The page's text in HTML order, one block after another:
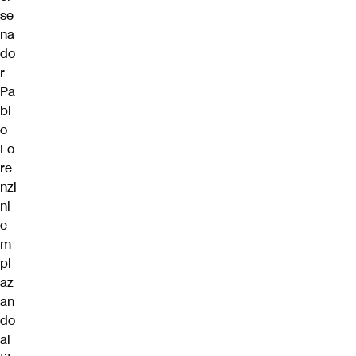
se
na
do
r
Pa
bl
o
Lo
re
nzi
ni
e
m
pl
az
an
do
al